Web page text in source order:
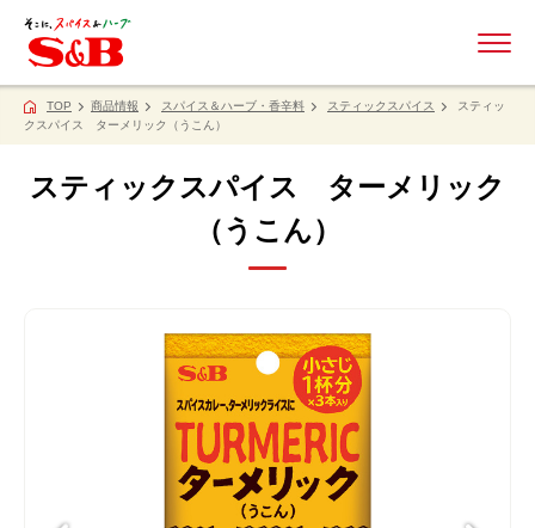
TOP 商品情報 スパイス＆ハーブ・香辛料 スティックスパイス
スティッ
クスパイス ターメリック（うこん）
スティックスパイス ターメリック
（うこん）